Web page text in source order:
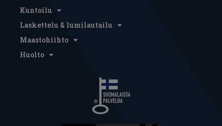
Kuntoilu
Laskettelu & lumilautailu
Maastohiihto
Huolto